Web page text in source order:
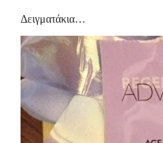
Δειγματάκια…